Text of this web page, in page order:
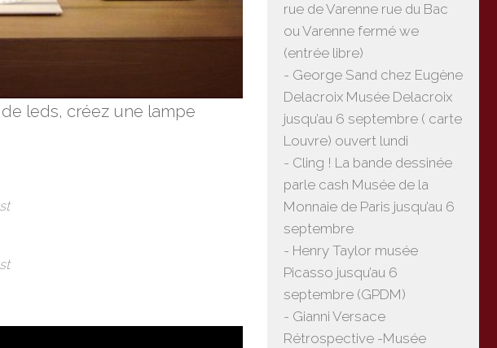
leds, créez une lampe
rue de Varenne rue du Bac
ou Varenne fermé we
(entrée libre)
- George Sand chez Eugène
Delacroix Musée Delacroix
jusqu’au 6 septembre ( carte
Louvre) ouvert lundi
- Cling ! La bande dessinée
parle cash Musée de la
Monnaie de Paris jusqu’au 6
septembre
- Henry Taylor musée
Picasso jusqu’au 6
septembre (GPDM)
- Gianni Versace
Rétrospective -Musée